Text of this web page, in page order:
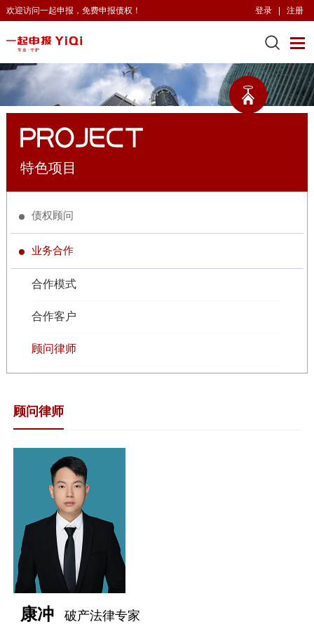
欢迎访问一起申报，免费申报债权！ 登录 注册
特色项目
债权顾问
业务合作
合作模式
合作客户
顾问律师
顾问律师
康冲 破产法律专家